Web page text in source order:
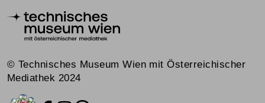
© Technisches Museum Wien mit Österreichischer
Mediathek 2024